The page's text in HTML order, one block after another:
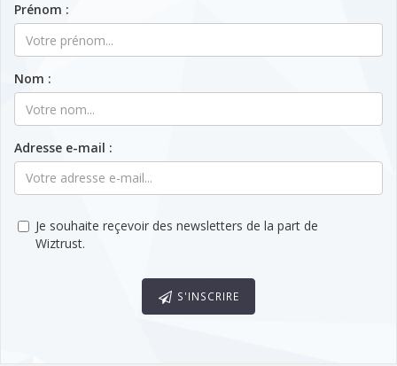
Prénom :
Nom :
Adresse e-mail :
Je souhaite reçevoir des newsletters de la part de
Wiztrust.
S'INSCRIRE